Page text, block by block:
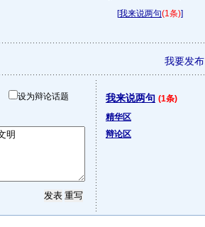
[我来说两句(1条)]
我要发布
设为辩论话题 我来说两句 (1条)
精华区
辩论区